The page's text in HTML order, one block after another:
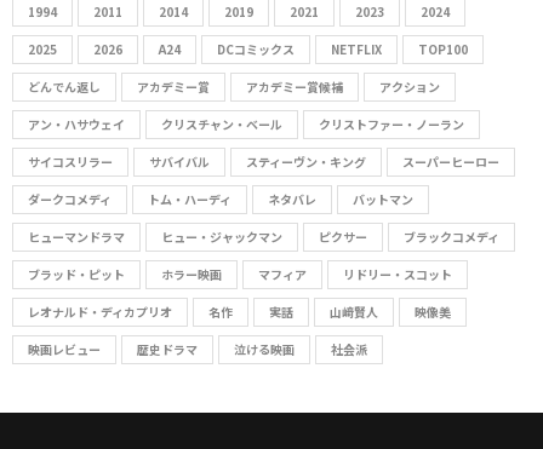
o
r
:
1994 2011 2014 2019 2021 2023 2024
2025 2026 A24 DCコミックス NETFLIX TOP100
どんでん返し アカデミー賞 アカデミー賞候補 アクション
アン・ハサウェイ クリスチャン・ベール クリストファー・ノーラン
サイコスリラー サバイバル スティーヴン・キング スーパーヒーロー
ダークコメディ トム・ハーディ ネタバレ バットマン
ヒューマンドラマ ヒュー・ジャックマン ピクサー ブラックコメディ
ブラッド・ピット ホラー映画 マフィア リドリー・スコット
レオナルド・ディカプリオ 名作 実話 山﨑賢人 映像美
映画レビュー 歴史ドラマ 泣ける映画 社会派